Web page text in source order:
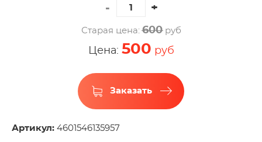
Старая цена:600 руб
Цена: 500 руб
Заказать
Артикул: 4601546135957